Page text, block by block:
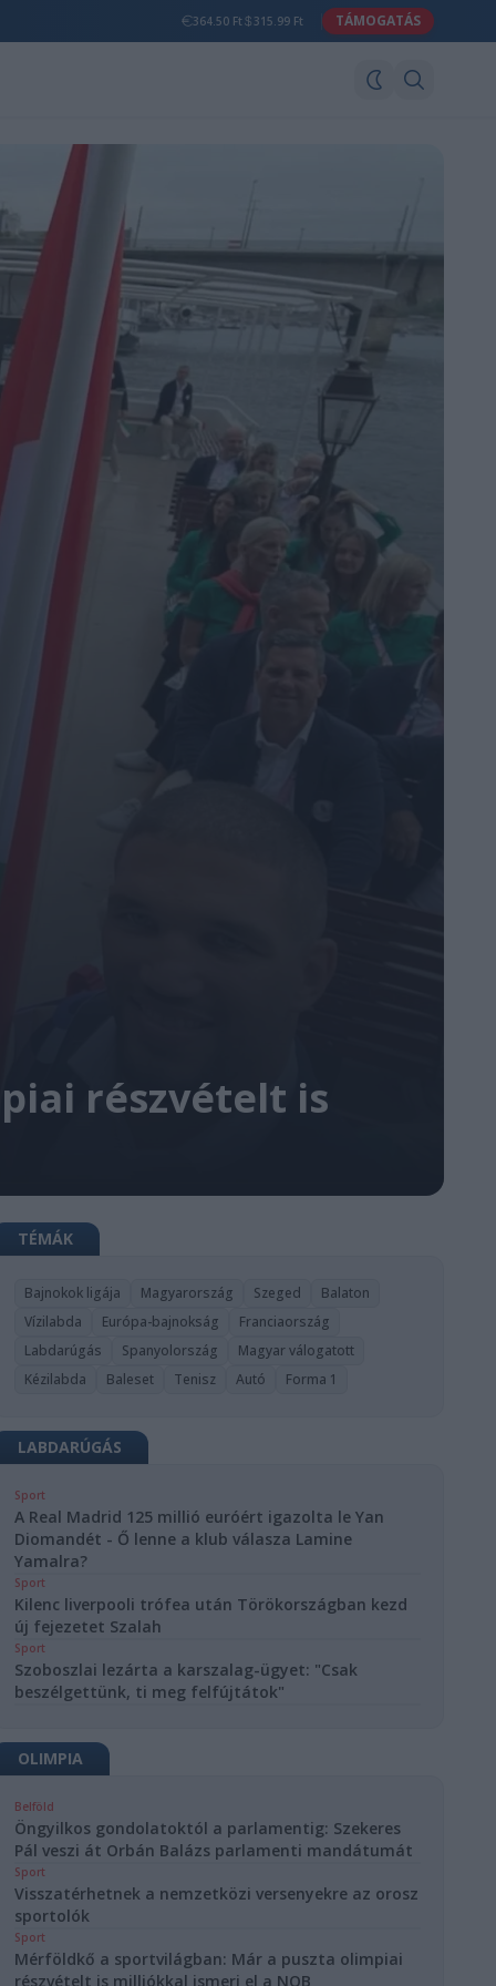
364.50 Ft 315.99 Ft TÁMOGATÁS
részvételt is
TÉMÁK
Bajnokok ligája Magyarország Szeged
Balaton
Vízilabda
Európa-bajnokság
Franciaország
Labdarúgás
Spanyolország
Magyar válogatott
Kézilabda
Baleset Tenisz Autó Forma 1
LABDARÚGÁS
Sport
A Real Madrid 125 millió euróért igazolta le Yan
Diomandét - Ő lenne a klub válasza Lamine
Yamalra?
Sport
Kilenc liverpooli trófea után Törökországban kezd
új fejezetet Szalah
Sport
Szoboszlai lezárta a karszalag-ügyet: "Csak
beszélgettünk, ti meg felfújtátok"
OLIMPIA
Belföld
Öngyilkos gondolatoktól a parlamentig: Szekeres
Pál veszi át Orbán Balázs parlamenti mandátumát
Sport
Visszatérhetnek a nemzetközi versenyekre az orosz
sportolók
Sport
Mérföldkő a sportvilágban: Már a puszta olimpiai
részvételt is milliókkal ismeri el a NOB